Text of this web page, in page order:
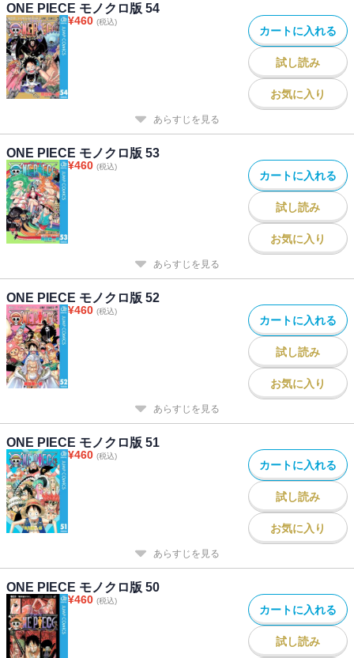
ONE PIECE モノクロ版 54
¥460 (税込)
カートに入れる
試し読み
お気に入り
あらすじを見る
ONE PIECE モノクロ版 53
¥460 (税込)
カートに入れる
試し読み
お気に入り
あらすじを見る
ONE PIECE モノクロ版 52
¥460 (税込)
カートに入れる
試し読み
お気に入り
あらすじを見る
ONE PIECE モノクロ版 51
¥460 (税込)
カートに入れる
試し読み
お気に入り
あらすじを見る
ONE PIECE モノクロ版 50
¥460 (税込)
カートに入れる
試し読み